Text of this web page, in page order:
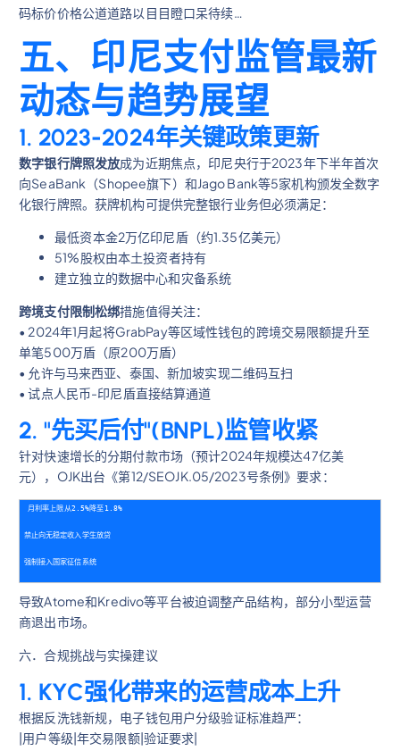
码标价价格公道道路以目目瞪口呆待续…
五、印尼支付监管最新
动态与趋势展望
1. 2023-2024年关键政策更新
数字银行牌照发放成为近期焦点，印尼央行于2023年下半年首次
向SeaBank（Shopee旗下）和Jago Bank等5家机构颁发全数字
化银行牌照。获牌机构可提供完整银行业务但必须满足：
最低资本金2万亿印尼盾（约1.35亿美元）
51%股权由本土投资者持有
建立独立的数据中心和灾备系统
跨境支付限制松绑措施值得关注：
• 2024年1月起将GrabPay等区域性钱包的跨境交易限额提升至
单笔500万盾（原200万盾）
• 允许与马来西亚、泰国、新加坡实现二维码互扫
• 试点人民币-印尼盾直接结算通道
2. "先买后付"(BNPL)监管收紧
针对快速增长的分期付款市场（预计2024年规模达47亿美
元），OJK出台《第12/SEOJK.05/2023号条例》要求：
月利率上限从2.5%降至1.8%
禁止向无稳定收入学生放贷
强制接入国家征信系统
导致Atome和Kredivo等平台被迫调整产品结构，部分小型运营
商退出市场。
六．合规挑战与实操建议
1. KYC强化带来的运营成本上升
根据反洗钱新规，电子钱包用户分级验证标准趋严：
|用户等级|年交易限额|验证要求|